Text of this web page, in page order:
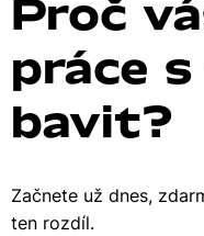
Proč
práce
bavit?
Začnete už dnes,
ten rozdíl.